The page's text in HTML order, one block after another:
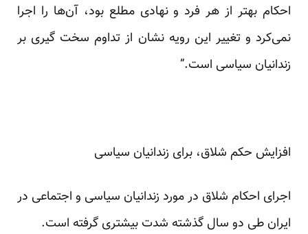
احکام بهتر از هر فرد و نهادی مطلع بود، آن‌ها را اجرا
نمی‌کرد و تغییر این رویه نشان از تداوم سخت گیری بر
زندانیان سیاسی است.”
افزایش حکم شلاق، برای زندانیان سیاسی
اجرای احکام شلاق در مورد زندانیان سیاسی و اجتماعی در
ایران طی دو سال گذشته شدت بیشتری گرفته است.